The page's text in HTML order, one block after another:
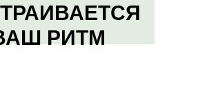
РИТМ